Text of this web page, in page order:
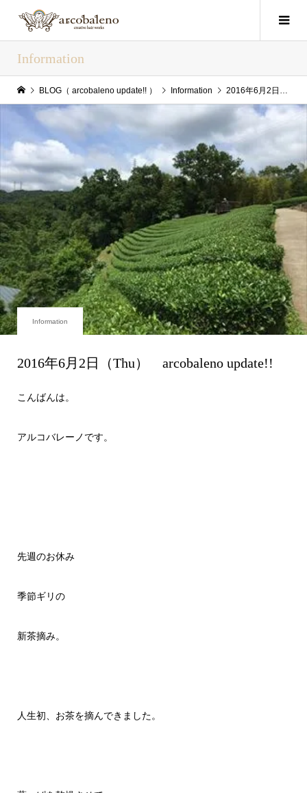
Information
BLOG（ arcobaleno update!! ） Information 2016年6月2日（Thu） arcobaleno update!!
Information
2016年6月2日（Thu） arcobaleno update!!
こんばんは。
アルコバレーノです。
先週のお休み
季節ギリの
新茶摘み。
人生初、お茶を摘んできました。